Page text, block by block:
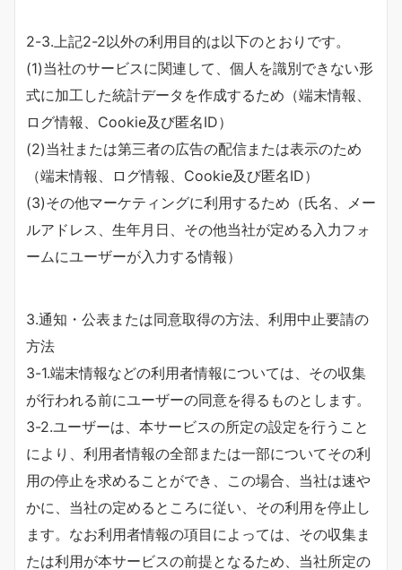
2-3.上記2-2以外の利用目的は以下のとおりです。
(1)当社のサービスに関連して、個人を識別できない形
式に加工した統計データを作成するため（端末情報、
ログ情報、Cookie及び匿名ID）
(2)当社または第三者の広告の配信または表示のため
（端末情報、ログ情報、Cookie及び匿名ID）
(3)その他マーケティングに利用するため（氏名、メー
ルアドレス、生年月日、その他当社が定める入力フォ
ームにユーザーが入力する情報）
3.通知・公表または同意取得の方法、利用中止要請の
方法
3-1.端末情報などの利用者情報については、その収集
が行われる前にユーザーの同意を得るものとします。
3-2.ユーザーは、本サービスの所定の設定を行うこと
により、利用者情報の全部または一部についてその利
用の停止を求めることができ、この場合、当社は速や
かに、当社の定めるところに従い、その利用を停止し
ます。なお利用者情報の項目によっては、その収集ま
たは利用が本サービスの前提となるため、当社所定の